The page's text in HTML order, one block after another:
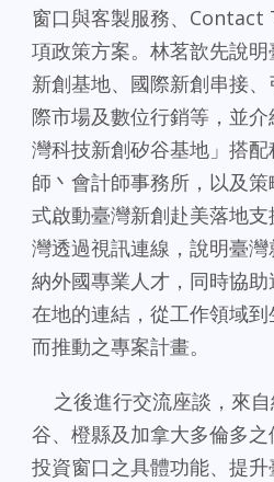
窗口與客製服務、Contact
項政策方案。林茗歆先說
新創基地、國際新創串接
際市場及數位行銷等，並
灣科技新創矽谷基地」搭
師丶會計師事務所，以及
式啟動臺灣新創赴美落地
灣透過視訊連線，說明臺
納外國專業人才，同時協
在地的連結，從工作領域
而推動之專案計畫。
之後進行交流座談，來
谷、橙縣及加拿大多倫多
投資窗口之具體功能、提